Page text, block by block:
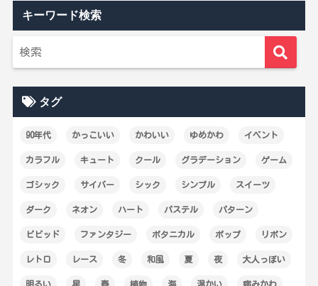
キーワード検索
タグ
90年代 かっこいい かわいい ゆめかわ イベント
カラフル キュート クール グラデーション ゲーム
ゴシック サイバー シック シンプル スイーツ
ダーク ネオン ハート パステル パターン
ビビッド ファンタジー ボタニカル ポップ リボン
レトロ レース 冬 和風 夏 夜 大人っぽい
明るい 星 春 植物 海 温かい 病みかわ